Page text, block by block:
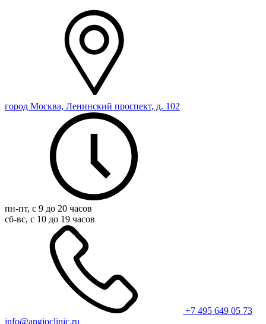
город Москва, Ленинский проспект, д. 102
пн-пт, с 9 до 20 часов
сб-вс, с 10 до 19 часов
+7 495 649 05 73
info@angioclinic.ru